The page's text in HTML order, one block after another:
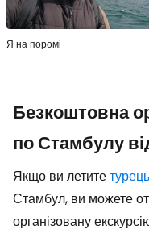
Я на поромі
Безкоштовна
по Стамбулу
Якщо ви летите
Стамбул, ви можете
організовану